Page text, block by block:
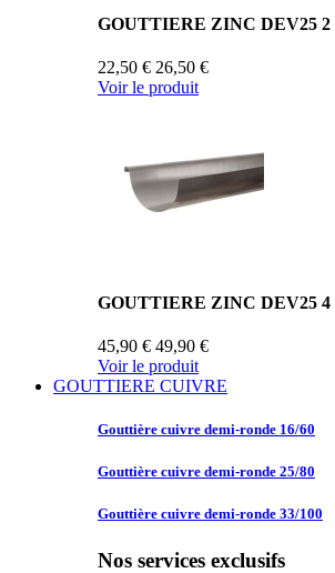
GOUTTIERE ZINC DEV25 2
22,50 € 26,50 €
Voir le produit
GOUTTIERE ZINC DEV25 4
45,90 € 49,90 €
Voir le produit
GOUTTIERE CUIVRE
Gouttière cuivre demi-ronde 16/60
Gouttière cuivre demi-ronde 25/80
Gouttière cuivre demi-ronde 33/100
Nos services exclusifs